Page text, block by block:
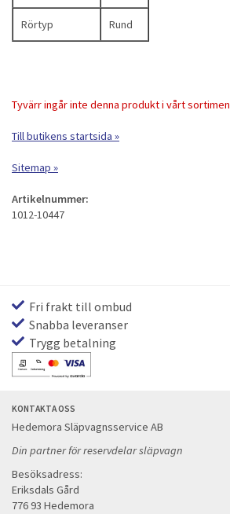
Rörtyp Rund
Tyvärr ingår inte denna produkt i vårt
Till butikens startsida »
Sitemap »
Artikelnummer:
1012-10447
Fri frakt till ombud
Snabba leveranser
Trygg betalning
KONTAKTA OSS
Hedemora Släpvagnsservice AB
Din partner för reservdelar släpvagn
Besöksadress:
Eriksdals Gård
776 93 Hedemora